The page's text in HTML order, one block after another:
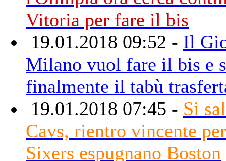
Vitoria per fare il bis
19.01.2018 09:52 - Il
Milano vuol fare il bis e
finalmente il tabù
19.01.2018 07:45 - Si
Cavs, rientro vincente
Sixers espugnano Boston